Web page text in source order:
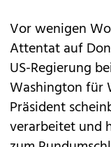
Vor wenigen
Attentat auf
US-Regierung
Washington für
Präsident
verarbeitet und